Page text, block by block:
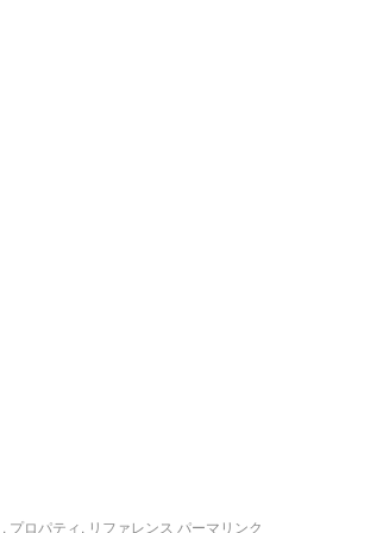
, プロパティ, リファレンス パーマリンク